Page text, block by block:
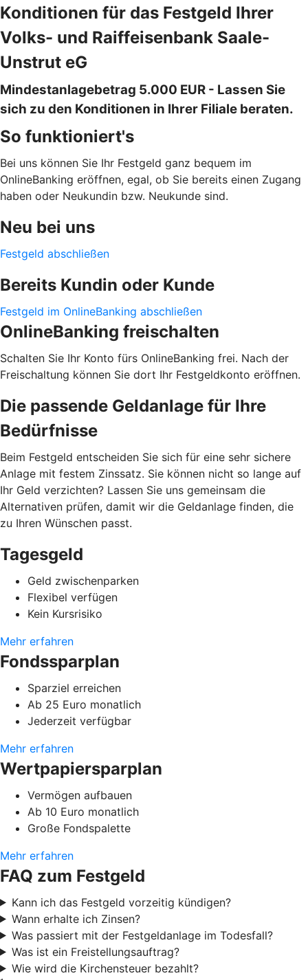
Konditionen für das Festgeld Ihrer
Volks- und Raiffeisenbank Saale-
Unstrut eG
Mindestanlagebetrag 5.000 EUR - Lassen Sie
sich zu den Konditionen in Ihrer Filiale beraten.
So funktioniert's
Bei uns können Sie Ihr Festgeld ganz bequem im
OnlineBanking eröffnen, egal, ob Sie bereits einen Zugang
haben oder Neukundin bzw. Neukunde sind.
Neu bei uns
Festgeld abschließen
Bereits Kundin oder Kunde
Festgeld im OnlineBanking abschließen
OnlineBanking freischalten
Schalten Sie Ihr Konto fürs OnlineBanking frei. Nach der
Freischaltung können Sie dort Ihr Festgeldkonto eröffnen.
Die passende Geldanlage für Ihre
Bedürfnisse
Beim Festgeld entscheiden Sie sich für eine sehr sichere
Anlage mit festem Zinssatz. Sie können nicht so lange auf
Ihr Geld verzichten? Lassen Sie uns gemeinsam die
Alternativen prüfen, damit wir die Geldanlage finden, die
zu Ihren Wünschen passt.
Tagesgeld
Geld zwischenparken
Flexibel verfügen
Kein Kursrisiko
Mehr erfahren
Fondssparplan
Sparziel erreichen
Ab 25 Euro monatlich
Jederzeit verfügbar
Mehr erfahren
Wertpapiersparplan
Vermögen aufbauen
Ab 10 Euro monatlich
Große Fondspalette
Mehr erfahren
FAQ zum Festgeld
Kann ich das Festgeld vorzeitig kündigen?
Wann erhalte ich Zinsen?
Was passiert mit der Festgeldanlage im Todesfall?
Was ist ein Freistellungsauftrag?
Wie wird die Kirchensteuer bezahlt?